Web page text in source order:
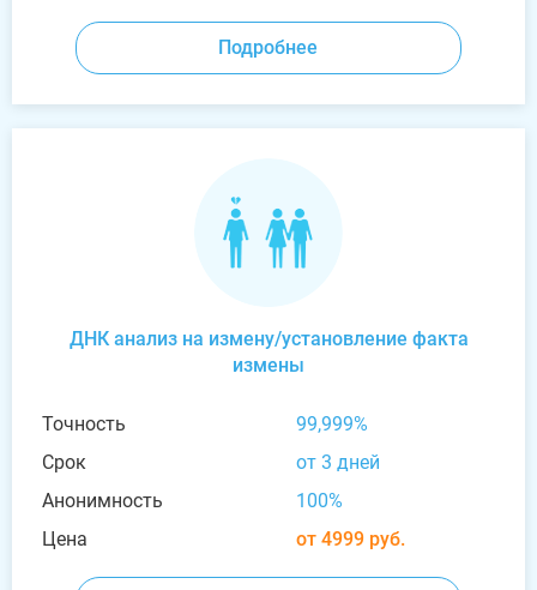
Подробнее
ДНК анализ на измену/установление факта
измены
Точность
99,999%
Срок
от 3 дней
Анонимность
100%
Цена
от 4999 руб.